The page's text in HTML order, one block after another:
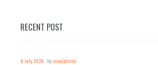
RECENT POST
8 July 2026 byscoalahmb